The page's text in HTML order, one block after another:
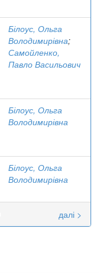
Білоус, Ольга
Володимирівна;
Самойленко,
Павло Васильович
Білоус, Ольга
Володимирівна
Білоус, Ольга
Володимирівна
далі >